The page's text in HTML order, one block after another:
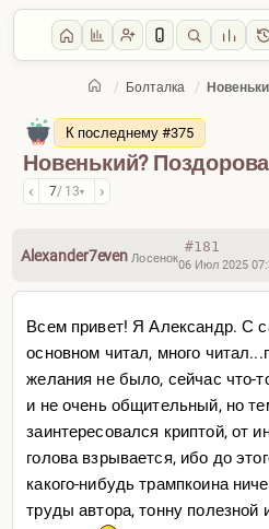
/ Болталка /
Главная / Болталка
Новенький?
‹ 7/ 13▾ ›
К последнему #375
Alexander7even Лосенок
#181
06 Июл 2025
Всем привет! Я Александр. С
основном читал, много
желания не было, сейчас что-
и не очень общительный, но
заинтересовался криптой, от
голова взрывается, ибо до
какого-нибудь трампкоина
труды автора, тонну